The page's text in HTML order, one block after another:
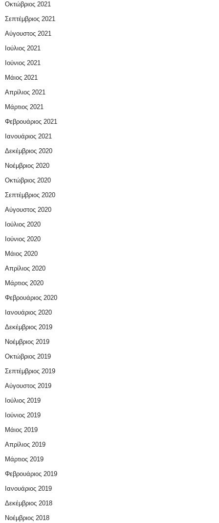
Οκτώβριος 2021
Σεπτέμβριος 2021
Αύγουστος 2021
Ιούλιος 2021
Ιούνιος 2021
Μάιος 2021
Απρίλιος 2021
Μάρτιος 2021
Φεβρουάριος 2021
Ιανουάριος 2021
Δεκέμβριος 2020
Νοέμβριος 2020
Οκτώβριος 2020
Σεπτέμβριος 2020
Αύγουστος 2020
Ιούλιος 2020
Ιούνιος 2020
Μάιος 2020
Απρίλιος 2020
Μάρτιος 2020
Φεβρουάριος 2020
Ιανουάριος 2020
Δεκέμβριος 2019
Νοέμβριος 2019
Οκτώβριος 2019
Σεπτέμβριος 2019
Αύγουστος 2019
Ιούλιος 2019
Ιούνιος 2019
Μάιος 2019
Απρίλιος 2019
Μάρτιος 2019
Φεβρουάριος 2019
Ιανουάριος 2019
Δεκέμβριος 2018
Νοέμβριος 2018